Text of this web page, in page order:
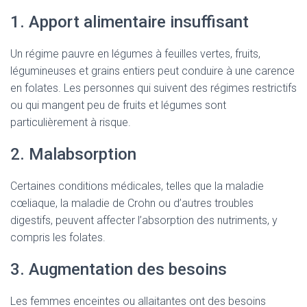
1. Apport alimentaire insuffisant
Un régime pauvre en légumes à feuilles vertes, fruits,
légumineuses et grains entiers peut conduire à une carence
en folates. Les personnes qui suivent des régimes restrictifs
ou qui mangent peu de fruits et légumes sont
particulièrement à risque.
2. Malabsorption
Certaines conditions médicales, telles que la maladie
cœliaque, la maladie de Crohn ou d’autres troubles
digestifs, peuvent affecter l’absorption des nutriments, y
compris les folates.
3. Augmentation des besoins
Les femmes enceintes ou allaitantes ont des besoins